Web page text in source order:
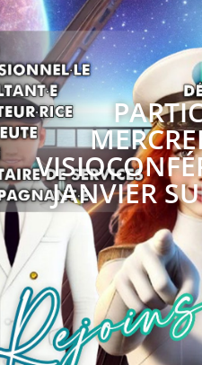
JANVIER